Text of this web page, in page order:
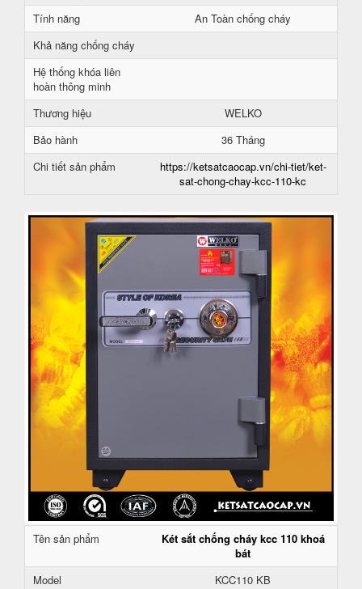
Tính năng
An Toàn chống cháy
Khả năng chống cháy
Hệ thống khóa liên
hoàn thông minh
Thương hiệu
WELKO
Bảo hành
36 Tháng
Chi tiết sản phẩm
https://ketsatcaocap.vn/chi-tiet/ket-
sat-chong-chay-kcc-110-kc
Tên sản phẩm
Két sắt chống cháy kcc 110 khoá
bát
Model
KCC110 KB